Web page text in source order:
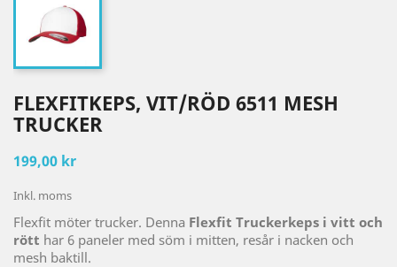
FLEXFITKEPS, VIT/RÖD 6511 MESH
TRUCKER
199,00 kr
Inkl. moms
Flexfit möter trucker. Denna Flexfit Truckerkeps i vitt och
rött har 6 paneler med söm i mitten, resår i nacken och
mesh baktill.